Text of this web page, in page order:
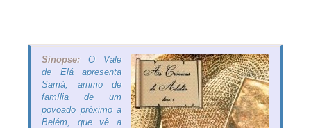
Sinopse: O Vale
de Elá apresenta
Samá, arrimo de
família de um
povoado próximo a
Belém, que vê a